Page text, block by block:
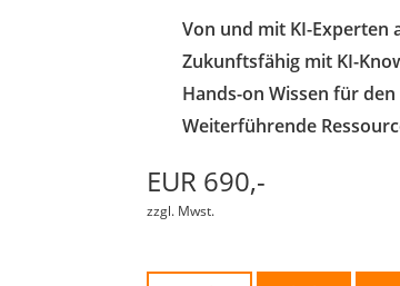
Von und mit KI-Experten
Zukunftsfähig mit KI-
Hands-on Wissen für
Weiterführende
EUR 690,-
zzgl. Mwst.